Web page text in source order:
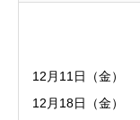
12月11日（金）
12月18日（金）